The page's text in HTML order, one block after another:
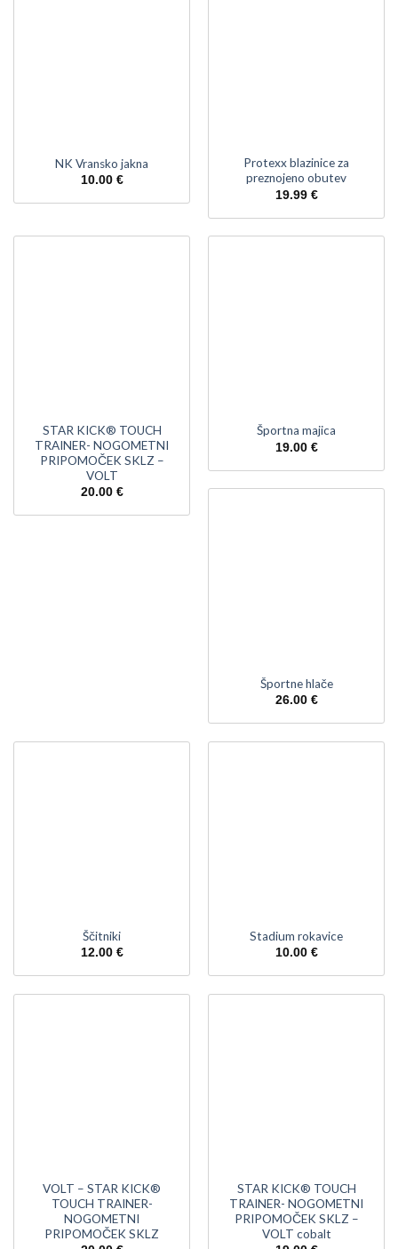
NK Vransko jakna
10.00 €
Protexx blazinice za
preznojeno obutev
19.99 €
STAR KICK® TOUCH
TRAINER- NOGOMETNI
PRIPOMOČEK SKLZ –
VOLT
20.00 €
Športna majica
19.00 €
Športne hlače
26.00 €
Ščitniki
12.00 €
Stadium rokavice
10.00 €
VOLT – STAR KICK®
TOUCH TRAINER-
NOGOMETNI
PRIPOMOČEK SKLZ
STAR KICK® TOUCH
TRAINER- NOGOMETNI
PRIPOMOČEK SKLZ –
VOLT cobalt